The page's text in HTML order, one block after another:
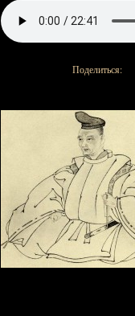
Поделиться: